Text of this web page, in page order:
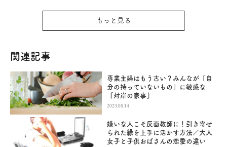
もっと見る
関連記事
専業主婦はもう古い？みんなが「自
分の持っていないもの」に敏感な
『対岸の家事』
2023.06.14
嫌いな人こそ反面教師に！引き寄せ
られた縁を上手に活かす方法／大人
女子と子供おばさんの恋愛の違い